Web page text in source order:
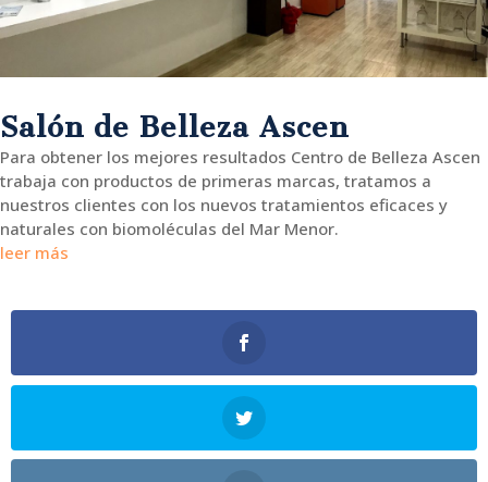
Salón de Belleza Ascen
Para obtener los mejores resultados Centro de Belleza Ascen
trabaja con productos de primeras marcas, tratamos a
nuestros clientes con los nuevos tratamientos eficaces y
naturales con biomoléculas del Mar Menor.
leer más